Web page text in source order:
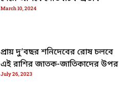
March 10, 2024
প্রায় দু’বছর শনিদেবের রোষ চলবে
এই রাশির জাতক-জাতিকাদের উপর
July 26, 2023